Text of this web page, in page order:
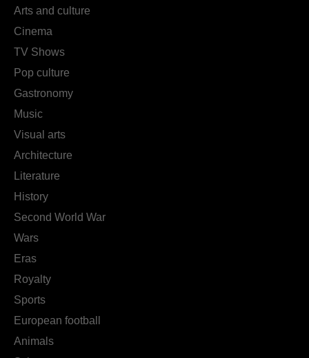
Arts and culture
Cinema
TV Shows
Pop culture
Gastronomy
Music
Visual arts
Architecture
Literature
History
Second World War
Wars
Eras
Royalty
Sports
European football
Animals